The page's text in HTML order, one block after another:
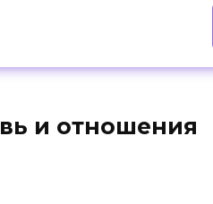
и отношения